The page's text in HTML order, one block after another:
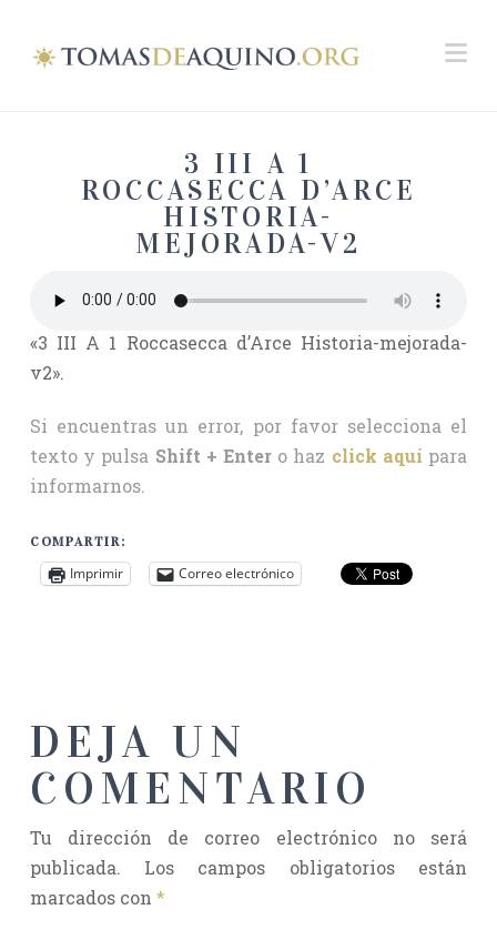
3 III A 1
ROCCASECCA D’ARCE
HISTORIA-
MEJORADA-V2
«3 III A 1 Roccasecca d’Arce Historia-mejorada-
v2».
Si encuentras un error, por favor selecciona el
texto y pulsa Shift + Enter o haz click aquí para
informarnos.
COMPARTIR:
Imprimir Correo electrónico
DEJA UN
COMENTARIO
Tu dirección de correo electrónico no será
publicada.
Los campos obligatorios están
marcados con *